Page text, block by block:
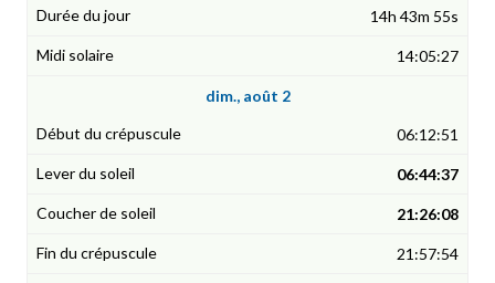
14h 43m 55s
14:05:27
dim., août 2
06:12:51
06:44:37
21:26:08
21:57:54